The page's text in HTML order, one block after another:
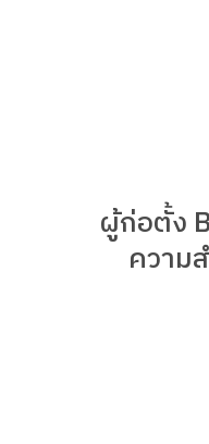
ผู้ก่อตั้ง
ความ